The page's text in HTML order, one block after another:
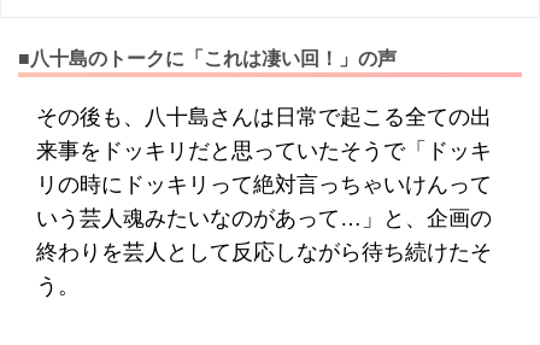
■八十島のトークに「これは凄い回！」の声
その後も、八十島さんは日常で起こる全ての出
来事をドッキリだと思っていたそうで「ドッキ
リの時にドッキリって絶対言っちゃいけんって
いう芸人魂みたいなのがあって…」と、企画の
終わりを芸人として反応しながら待ち続けたそ
う。